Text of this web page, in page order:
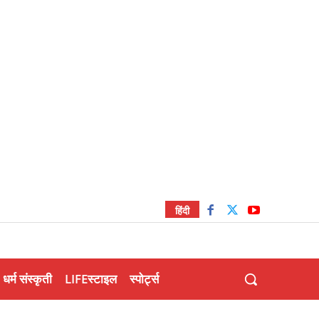
हिंदी
धर्म संस्कृती LIFEस्टाइल स्पोर्ट्स